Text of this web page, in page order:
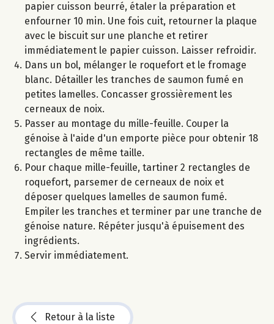
papier cuisson beurré, étaler la préparation et
enfourner 10 min. Une fois cuit, retourner la plaque
avec le biscuit sur une planche et retirer
immédiatement le papier cuisson. Laisser refroidir.
Dans un bol, mélanger le roquefort et le fromage
blanc. Détailler les tranches de saumon fumé en
petites lamelles. Concasser grossièrement les
cerneaux de noix.
Passer au montage du mille-feuille. Couper la
génoise à l'aide d'un emporte pièce pour obtenir 18
rectangles de même taille.
Pour chaque mille-feuille, tartiner 2 rectangles de
roquefort, parsemer de cerneaux de noix et
déposer quelques lamelles de saumon fumé.
Empiler les tranches et terminer par une tranche de
génoise nature. Répéter jusqu'à épuisement des
ingrédients.
Servir immédiatement.
Retour à la liste